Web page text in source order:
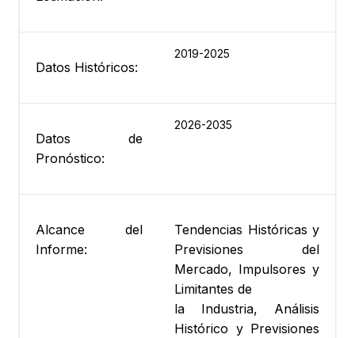
Datos Históricos:
2019-2025
Datos de
Pronóstico:
2026-2035
Alcance del
Informe:
Tendencias Históricas y
Previsiones del
Mercado, Impulsores y
Limitantes de
la Industria, Análisis
Histórico y Previsiones